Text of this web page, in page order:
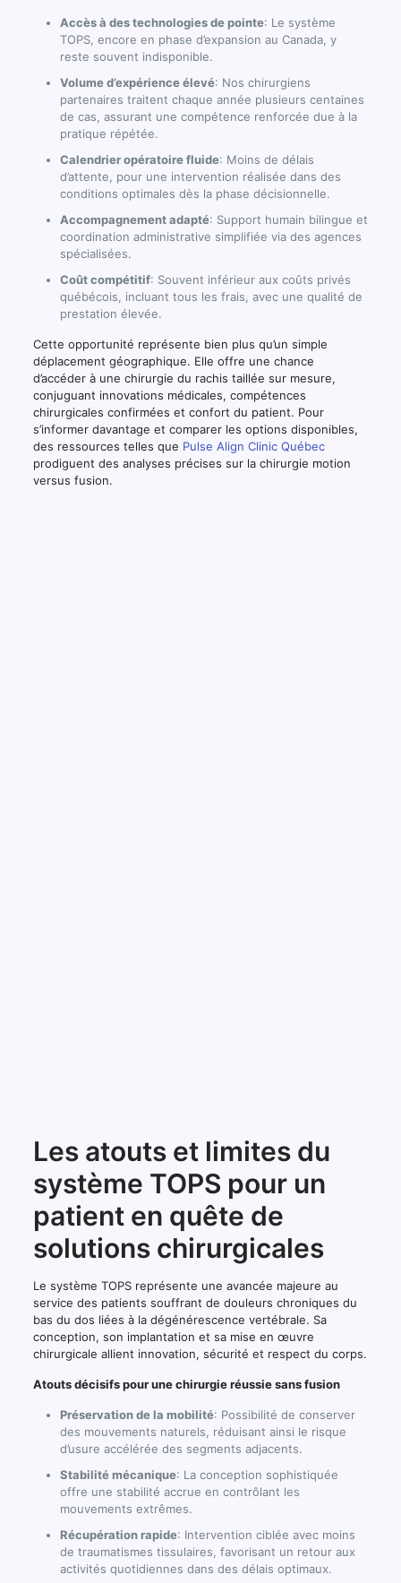
Accès à des technologies de pointe: Le système
TOPS, encore en phase d’expansion au Canada, y
reste souvent indisponible.
Volume d’expérience élevé: Nos chirurgiens
partenaires traitent chaque année plusieurs centaines
de cas, assurant une compétence renforcée due à la
pratique répétée.
Calendrier opératoire fluide: Moins de délais
d’attente, pour une intervention réalisée dans des
conditions optimales dès la phase décisionnelle.
Accompagnement adapté: Support humain bilingue et
coordination administrative simplifiée via des agences
spécialisées.
Coût compétitif: Souvent inférieur aux coûts privés
québécois, incluant tous les frais, avec une qualité de
prestation élevée.
Cette opportunité représente bien plus qu’un simple
déplacement géographique. Elle offre une chance
d’accéder à une chirurgie du rachis taillée sur mesure,
conjuguant innovations médicales, compétences
chirurgicales confirmées et confort du patient. Pour
s’informer davantage et comparer les options disponibles,
des ressources telles que Pulse Align Clinic Québec
prodiguent des analyses précises sur la chirurgie motion
versus fusion.
Les atouts et limites du
système TOPS pour un
patient en quête de
solutions chirurgicales
Le système TOPS représente une avancée majeure au
service des patients souffrant de douleurs chroniques du
bas du dos liées à la dégénérescence vertébrale. Sa
conception, son implantation et sa mise en œuvre
chirurgicale allient innovation, sécurité et respect du corps.
Atouts décisifs pour une chirurgie réussie sans fusion
Préservation de la mobilité: Possibilité de conserver
des mouvements naturels, réduisant ainsi le risque
d’usure accélérée des segments adjacents.
Stabilité mécanique: La conception sophistiquée
offre une stabilité accrue en contrôlant les
mouvements extrêmes.
Récupération rapide: Intervention ciblée avec moins
de traumatismes tissulaires, favorisant un retour aux
activités quotidiennes dans des délais optimaux.